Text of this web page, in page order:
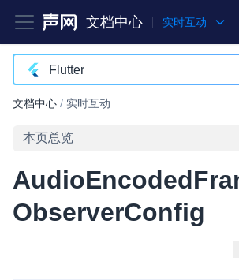
文档中心 实时互动
产品 解决方案
突破传统文字交互模式，与 AI 进行高拟真、
集成实时通信技术，实现更强的实时音视频
Flutter
Android
iOS
文档中心 / 实时互动
本页总览
ObserverConfig